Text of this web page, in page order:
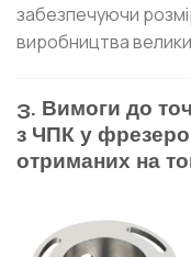
забезпечуючи
виробництва
3. Вимоги до
з ЧПК у
отриманих на